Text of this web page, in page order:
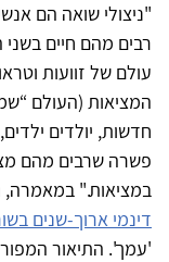
"ניצולי שואה הם
רבים מהם חיים
עולם של זוועות
המציאות (העולם
חדשות, יולדים
פשרה שרבים מהם
במציאות." במאמרה,
דינמי ארוך-שנים
'עמך'. התיאור